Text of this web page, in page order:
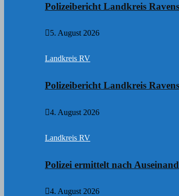
Polizeibericht Landkreis
5. August 2026
Landkreis RV
Polizeibericht Landkreis
4. August 2026
Landkreis RV
Polizei ermittelt nach
4. August 2026